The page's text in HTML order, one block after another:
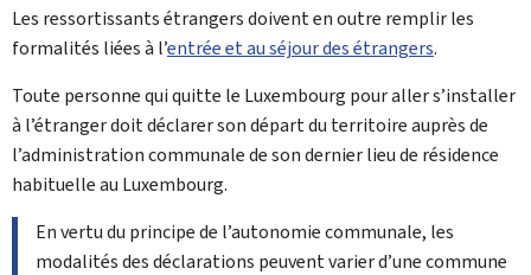
Les ressortissants étrangers doivent en outre remplir les
formalités liées à l’entrée et au séjour des étrangers.
Toute personne qui quitte le Luxembourg pour aller s’installer
à l’étranger doit déclarer son départ du territoire auprès de
l’administration communale de son dernier lieu de résidence
habituelle au Luxembourg.
En vertu du principe de l’autonomie communale, les
modalités des déclarations peuvent varier d’une commune